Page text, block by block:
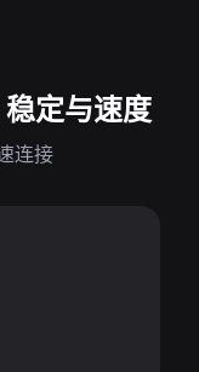
定与速度
连接